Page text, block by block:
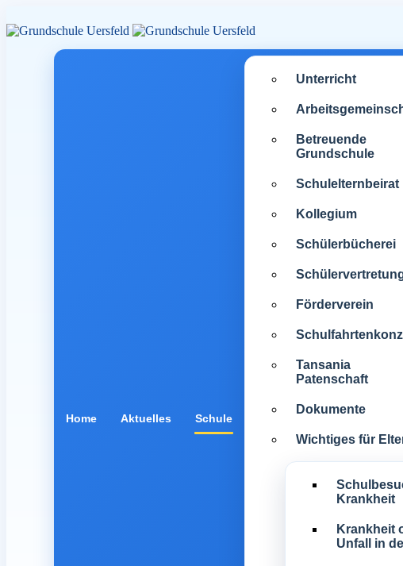
Home Aktuelles Schule
Unterricht
Betreuende
Grundschule
Schulelternbeirat
Kollegium
Schülerbücherei
Förderverein
Tansania
Patenschaft
Dokumente
Wichtiges für
Krankheit
Krankheit
Unfall in